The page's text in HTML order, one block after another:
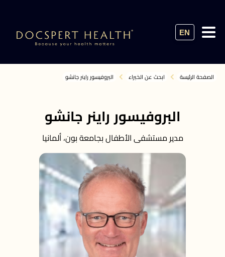
EN
الصفحة الرئيسة ابحث عن الخبراء البروفيسور راينر جانشو
البروفيسور راينر جانشو
مدير مستشفى الأطفال بجامعة بون، ألمانيا